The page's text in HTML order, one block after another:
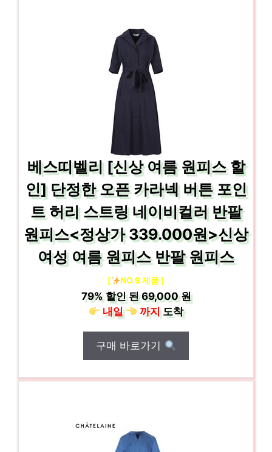
베스띠벨리 [신상 여름 원피스 할
인] 단정한 오픈 카라넥 버튼 포인
트 허리 스트링 네이비컬러 반팔
원피스<정상가 339.000원>신상
여성 여름 원피스 반팔 원피스
[ NO.9 제품 ]
79%할인 된69,000 원
내일
까지도착
구매 바로가기